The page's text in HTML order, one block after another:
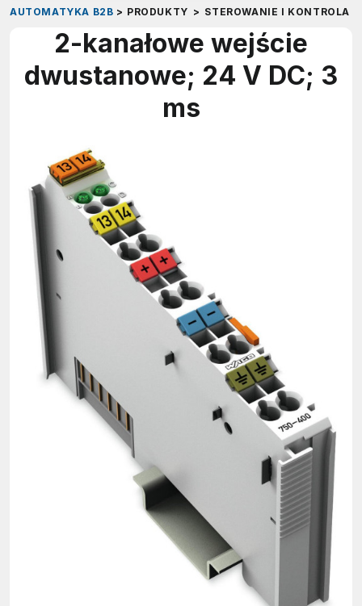
AUTOMATYKA B2B > PRODUKTY > STEROWANIE I KONTROLA
2-kanałowe wejście
dwustanowe; 24 V DC; 3
ms